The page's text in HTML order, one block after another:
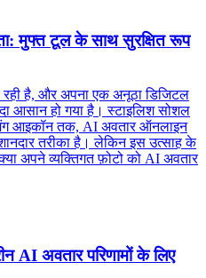
मुफ्त टूल के साथ सुरक्षित रूप
है, और अपना एक अनूठा डिजिटल
आसान हो गया है। स्टाइलिश सोशल
आइकॉन तक, AI अवतार ऑनलाइन
तरीका है। लेकिन इस उत्साह के
अपने व्यक्तिगत फ़ोटो को AI अवतार
AI अवतार परिणामों के लिए